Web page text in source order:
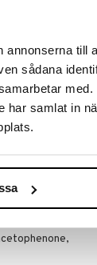
till
sådana
har samlat in
geeli-
Sativus,
Chinensis
Butter,
Nucifera